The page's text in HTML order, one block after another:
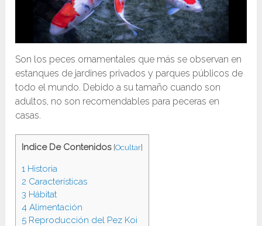
Son los peces ornamentales que más se observan en
estanques de jardines privados y parques públicos de
todo el mundo. Debido a su tamaño cuando son
adultos, no son recomendables para peceras en
casas.
Indice De Contenidos [Ocultar]
1 Historia
2 Características
3 Hábitat
4 Alimentación
5 Reproducción del Pez Koi